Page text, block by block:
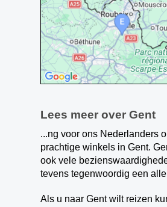
Lees meer over Gent
...ng voor ons Nederlanders
prachtige winkels in Gent.
ook vele
tevens tegenwoordig een
Als u naar Gent wilt reizen